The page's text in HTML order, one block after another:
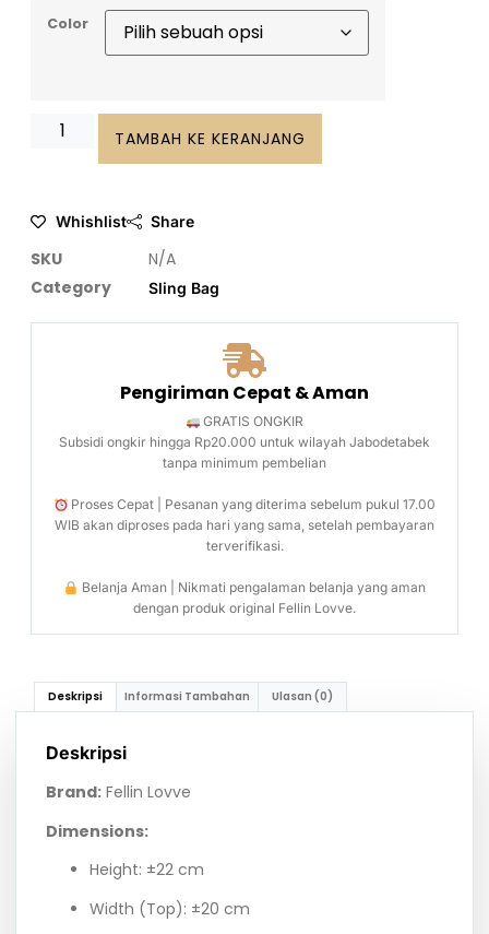
Color
TAMBAH KE KERANJANG
Whishlist Share
SKU
N/A
Category
Sling Bag
Pengiriman Cepat & Aman
GRATIS ONGKIR
Subsidi ongkir hingga Rp20.000 untuk wilayah Jabodetabek
tanpa minimum pembelian
Proses Cepat | Pesanan yang diterima sebelum pukul 17.00
WIB akan diproses pada hari yang sama, setelah pembayaran
terverifikasi.
Belanja Aman | Nikmati pengalaman belanja yang aman
dengan produk original Fellin Lovve.
Deskripsi Informasi Tambahan Ulasan (0)
Deskripsi
Brand: Fellin Lovve
Dimensions:
Height: ±22 cm
Width (Top): ±20 cm